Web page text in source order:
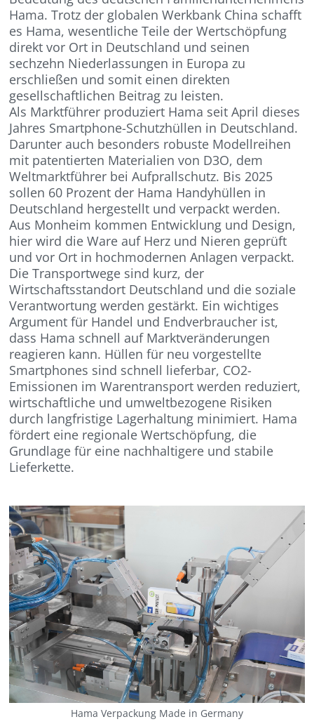
Hama. Trotz der globalen Werkbank China schafft
es Hama, wesentliche Teile der Wertschöpfung
direkt vor Ort in Deutschland und seinen
sechzehn Niederlassungen in Europa zu
erschließen und somit einen direkten
gesellschaftlichen Beitrag zu leisten.
Als Marktführer produziert Hama seit April dieses
Jahres Smartphone-Schutzhüllen in Deutschland.
Darunter auch besonders robuste Modellreihen
mit patentierten Materialien von D3O, dem
Weltmarktführer bei Aufprallschutz. Bis 2025
sollen 60 Prozent der Hama Handyhüllen in
Deutschland hergestellt und verpackt werden.
Aus Monheim kommen Entwicklung und Design,
hier wird die Ware auf Herz und Nieren geprüft
und vor Ort in hochmodernen Anlagen verpackt.
Die Transportwege sind kurz, der
Wirtschaftsstandort Deutschland und die soziale
Verantwortung werden gestärkt. Ein wichtiges
Argument für Handel und Endverbraucher ist,
dass Hama schnell auf Marktveränderungen
reagieren kann. Hüllen für neu vorgestellte
Smartphones sind schnell lieferbar, CO2-
Emissionen im Warentransport werden reduziert,
wirtschaftliche und umweltbezogene Risiken
durch langfristige Lagerhaltung minimiert. Hama
fördert eine regionale Wertschöpfung, die
Grundlage für eine nachhaltigere und stabile
Lieferkette.
Hama Verpackung Made in Germany